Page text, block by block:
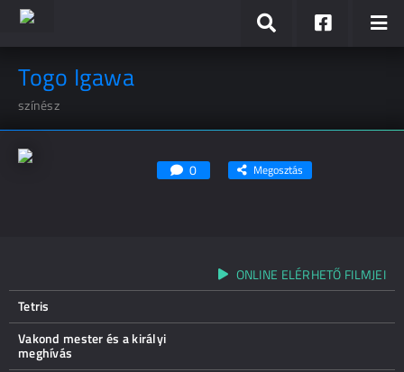
Togo Igawa
színész
0 Megosztás
ONLINE ELÉRHETŐ FILMJEI
Tetris
Vakond mester és a királyi
meghívás